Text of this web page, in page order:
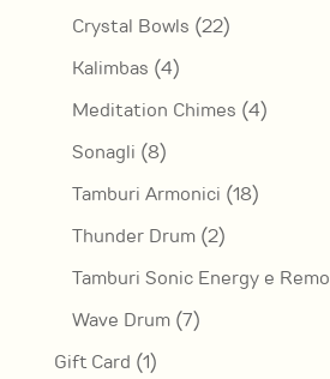
Crystal Bowls 2222
Kalimbas 44
prodotti
Meditation Chimes 44
Sonagli 88
prodotti
Tamburi Armonici 1818
Thunder Drum 22
prodotti
Tamburi Sonic Energy e Remo
Wave Drum 77
Gift Card 11